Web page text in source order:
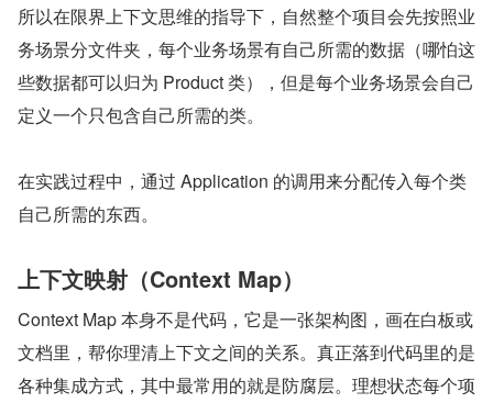
所以在限界上下文思维的指导下，自然整个项目会先按照业
务场景分文件夹，每个业务场景有自己所需的数据（哪怕这
些数据都可以归为 Product 类），但是每个业务场景会自己
定义一个只包含自己所需的类。
在实践过程中，通过 Application 的调用来分配传入每个类
自己所需的东西。
上下文映射（Context Map）
Context Map 本身不是代码，它是一张架构图，画在白板或
文档里，帮你理清上下文之间的关系。真正落到代码里的是
各种集成方式，其中最常用的就是防腐层。理想状态每个项